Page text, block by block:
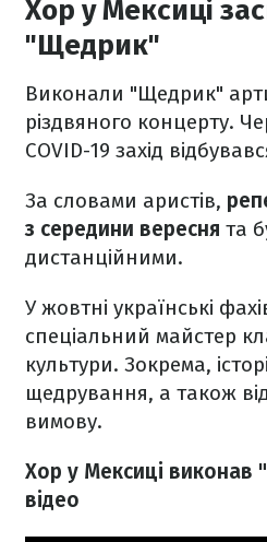
Хор у Мексиці
"Щедрик"
Виконали "Щедрик"
різдвяного концерту.
COVID-19 захід
За словами аристів,
з середини вересня та
дистанційними.
У жовтні українські
спеціальний майстер
культури. Зокрема,
щедрування, а також
вимову.
Хор у Мексиці виконав
відео